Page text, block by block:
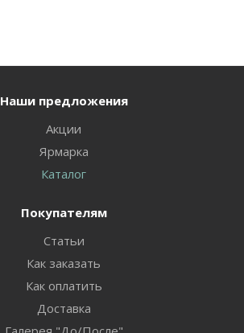
Наши предложения
Акции
Ярмарка
Каталог
Покупателям
Статьи
Как заказать
Как оплатить
Доставка